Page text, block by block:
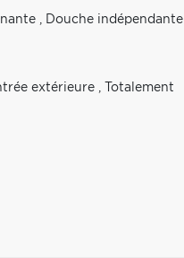
, Douche indépendante
extérieure ,
Totalement